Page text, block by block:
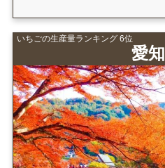
いちごの生産量ランキング 6位
愛